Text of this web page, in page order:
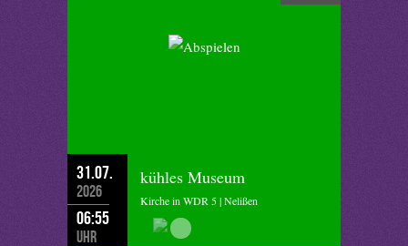
31.07.
2026
06:55
Uhr
kühles Museum
Kirche in WDR 5 | Nelißen